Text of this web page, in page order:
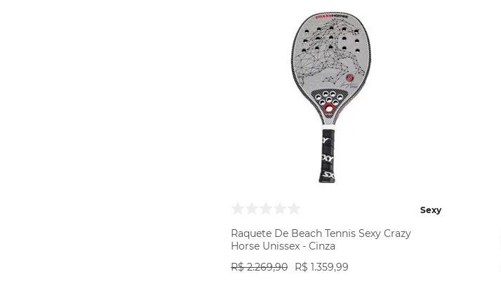
Sexy
Raquete De Beach Tennis Sexy Crazy
Horse Unissex - Cinza
R$ 2.269,90 R$ 1.359,99